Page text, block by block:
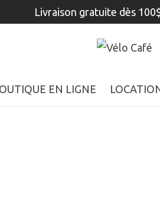
Livraison gratuite dès
EN LIGNE